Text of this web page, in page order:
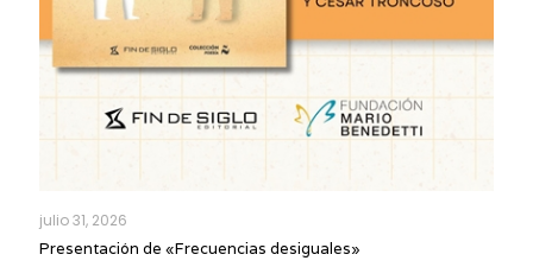
julio 31, 2026
Presentación de «Frecuencias desiguales»